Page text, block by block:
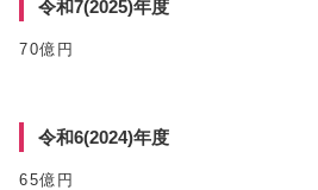
令和7(2025)年度
70億円
令和6(2024)年度
65億円